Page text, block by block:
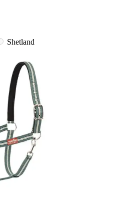
Shetland